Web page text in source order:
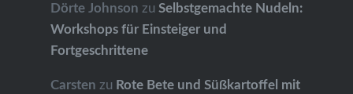
Dörte Johnson zu Selbstgemachte Nudeln:
Workshops für Einsteiger und
Fortgeschrittene
Carsten zu Rote Bete und Süßkartoffel mit